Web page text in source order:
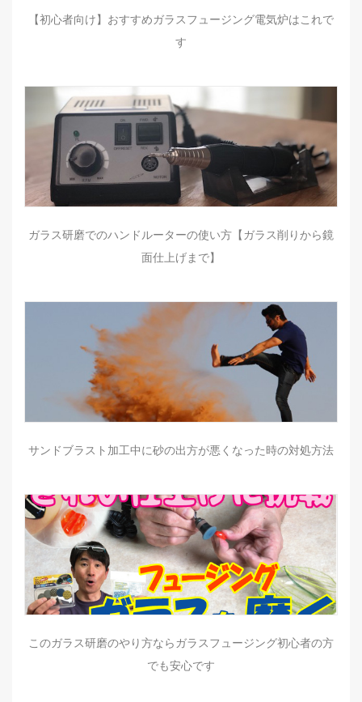
【初心者向け】おすすめガラスフュージング電気炉はこれで
す
ガラス研磨でのハンドルーターの使い方【ガラス削りから鏡
面仕上げまで】
サンドブラスト加工中に砂の出方が悪くなった時の対処方法
このガラス研磨のやり方ならガラスフュージング初心者の方
でも安心です